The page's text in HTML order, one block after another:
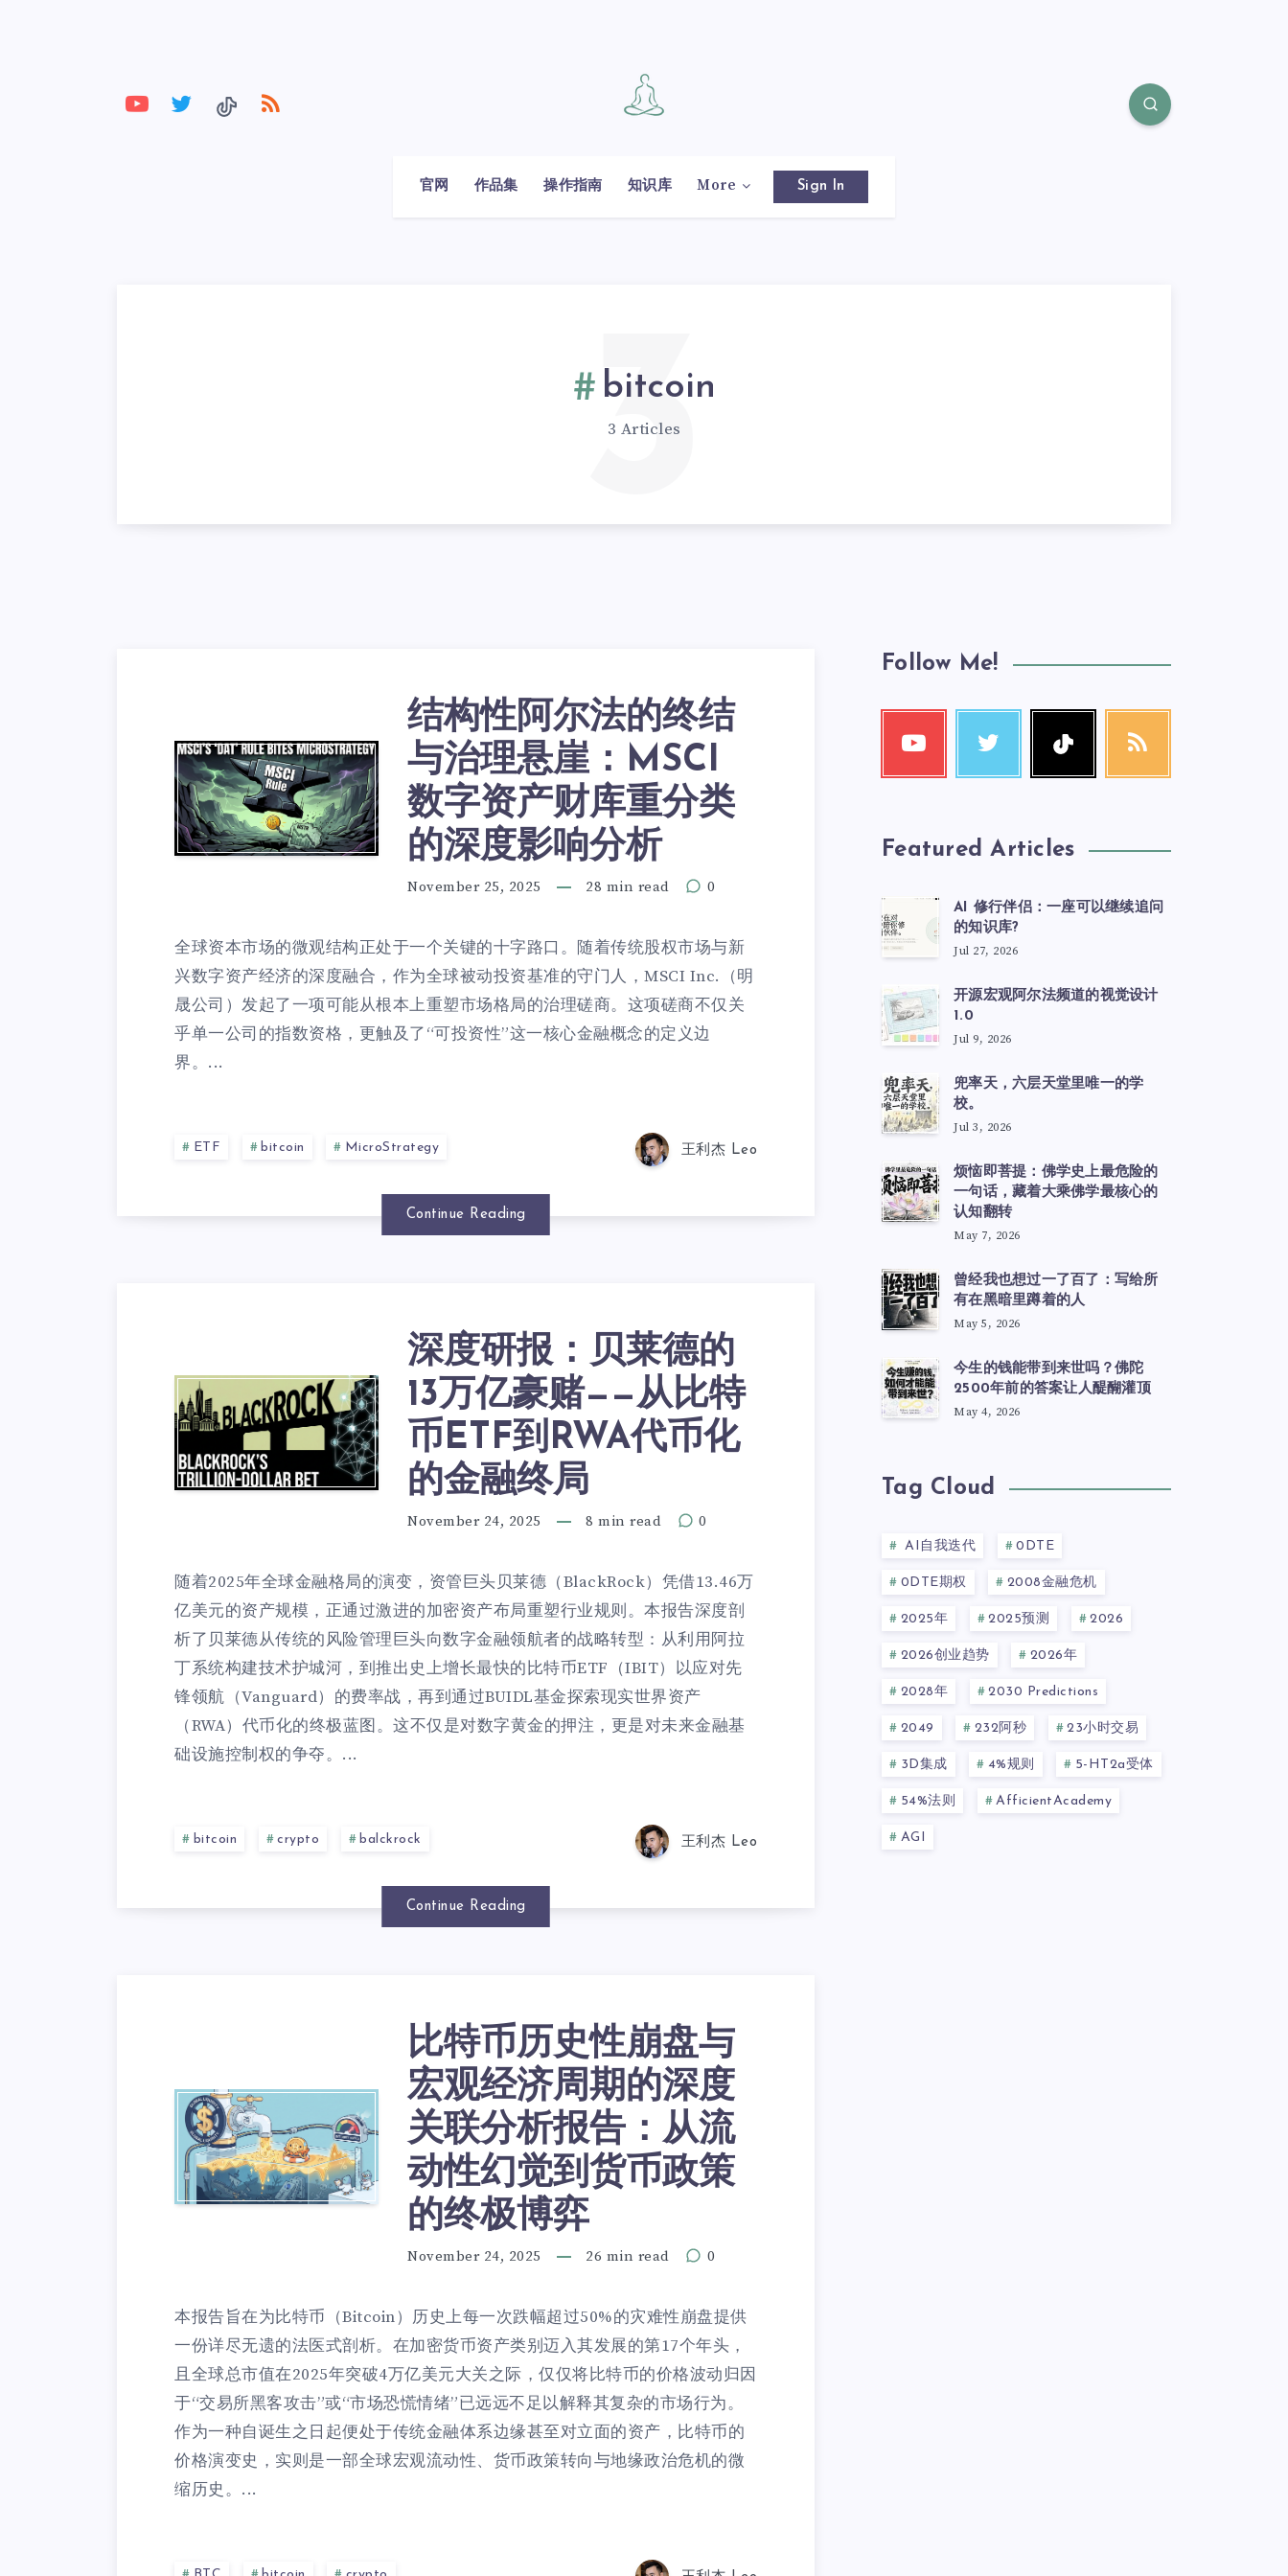
官网 作品集 操作指南 知识库 More Sign In
bitcoin
3 Articles
3
结构性阿尔法的终结
与治理悬崖：MSCI
数字资产财库重分类
的深度影响分析
November 25, 2025 28 min read 0
全球资本市场的微观结构正处于一个关键的十字路口。随着传统股权市场与新
兴数字资产经济的深度融合，作为全球被动投资基准的守门人，MSCI Inc.（明
晟公司）发起了一项可能从根本上重塑市场格局的治理磋商。这项磋商不仅关
乎单一公司的指数资格，更触及了“可投资性”这一核心金融概念的定义边
界。...
ETF bitcoin MicroStrategy 王利杰 Leo
Continue Reading
深度研报：贝莱德的
13万亿豪赌——从比特
币ETF到RWA代币化
的金融终局
November 24, 2025 8 min read 0
随着2025年全球金融格局的演变，资管巨头贝莱德（BlackRock）凭借13.46万
亿美元的资产规模，正通过激进的加密资产布局重塑行业规则。本报告深度剖
析了贝莱德从传统的风险管理巨头向数字金融领航者的战略转型：从利用阿拉
丁系统构建技术护城河，到推出史上增长最快的比特币ETF（IBIT）以应对先
锋领航（Vanguard）的费率战，再到通过BUIDL基金探索现实世界资产
（RWA）代币化的终极蓝图。这不仅是对数字黄金的押注，更是对未来金融基
础设施控制权的争夺。...
bitcoin crypto balckrock 王利杰 Leo
Continue Reading
比特币历史性崩盘与
宏观经济周期的深度
关联分析报告：从流
动性幻觉到货币政策
的终极博弈
November 24, 2025 26 min read 0
本报告旨在为比特币（Bitcoin）历史上每一次跌幅超过50%的灾难性崩盘提供
一份详尽无遗的法医式剖析。在加密货币资产类别迈入其发展的第17个年头，
且全球总市值在2025年突破4万亿美元大关之际，仅仅将比特币的价格波动归因
于“交易所黑客攻击”或“市场恐慌情绪”已远远不足以解释其复杂的市场行为。
作为一种自诞生之日起便处于传统金融体系边缘甚至对立面的资产，比特币的
价格演变史，实则是一部全球宏观流动性、货币政策转向与地缘政治危机的微
缩历史。...
Follow Me!
Featured Articles
AI 修行伴侣：一座可以继续追问
的知识库?
Jul 27, 2026
开源宏观阿尔法频道的视觉设计
1.0
Jul 9, 2026
兜率天，六层天堂里唯一的学
校。
Jul 3, 2026
烦恼即菩提：佛学史上最危险的
一句话，藏着大乘佛学最核心的
认知翻转
May 7, 2026
曾经我也想过一了百了：写给所
有在黑暗里蹲着的人
May 5, 2026
今生的钱能带到来世吗？佛陀
2500年前的答案让人醍醐灌顶
May 4, 2026
Tag Cloud
AI自我迭代 0DTE
0DTE期权 2008金融危机
2025年 2025预测 2026
2026创业趋势 2026年
2028年 2030 Predictions
2049 232阿秒 23小时交易
3D集成 4%规则 5-HT2a受体
54%法则 AfficientAcademy
AGI